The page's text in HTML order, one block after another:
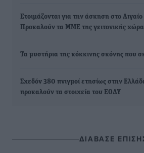
Ετοιμάζονται για την άσκηση στο Αιγαίο
Προκαλούν τα ΜΜΕ της γειτονικής
Τα μυστήρια της κόκκινης σκόνης που
Σχεδόν 380 πνιγμοί ετησίως στην
προκαλούν τα στοιχεία του ΕΟΔΥ
ΔΙΑΒΑΣΕ